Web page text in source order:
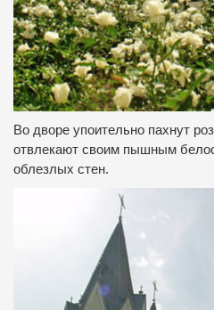
Во дворе упоительно пахнут
отвлекают своим пышным
облезлых стен.